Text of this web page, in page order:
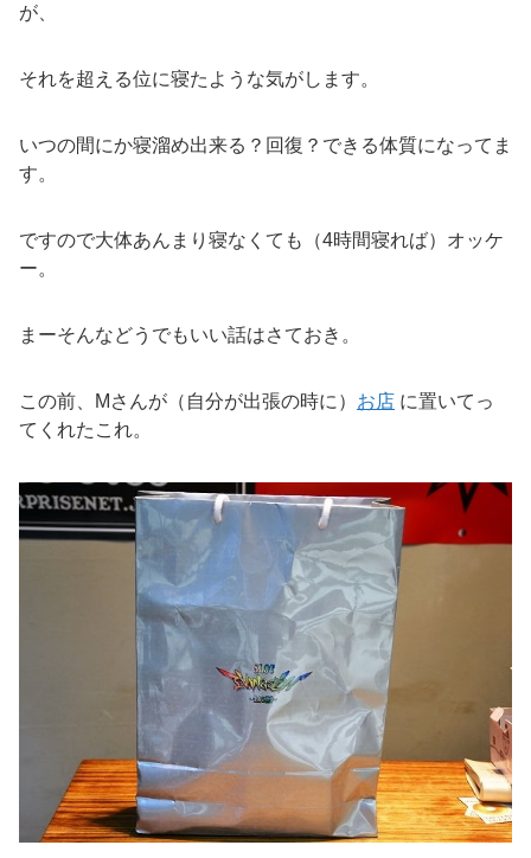
が、
それを超える位に寝たような気がします。
いつの間にか寝溜め出来る？回復？できる体質になってま
す。
ですので大体あんまり寝なくても（4時間寝れば）オッケ
ー。
まーそんなどうでもいい話はさておき。
この前、Mさんが（自分が出張の時に） お店 に置いてっ
てくれたこれ。